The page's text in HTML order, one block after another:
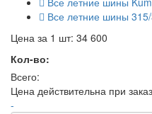
Все летние шины
Цена за 1 шт: 34 600
Кол-во:
Всего:
Цена действительна при
-